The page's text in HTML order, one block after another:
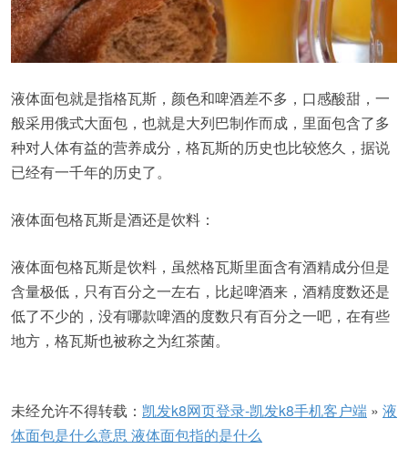
液体面包就是指格瓦斯，颜色和啤酒差不多，口感酸甜，一
般采用俄式大面包，也就是大列巴制作而成，里面包含了多
种对人体有益的营养成分，格瓦斯的历史也比较悠久，据说
已经有一千年的历史了。
液体面包格瓦斯是酒还是饮料：
液体面包格瓦斯是饮料，虽然格瓦斯里面含有酒精成分但是
含量极低，只有百分之一左右，比起啤酒来，酒精度数还是
低了不少的，没有哪款啤酒的度数只有百分之一吧，在有些
地方，格瓦斯也被称之为红茶菌。
未经允许不得转载： 凯发k8网页登录-凯发k8手机客户端 » 液
体面包是什么意思 液体面包指的是什么